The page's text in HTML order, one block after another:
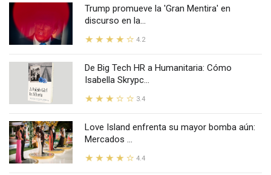
Trump promueve la 'Gran Mentira' en
discurso en la...
4.2
De Big Tech HR a Humanitaria: Cómo
Isabella Skrypc...
3.4
Love Island enfrenta su mayor bomba aún:
Mercados ...
4.4